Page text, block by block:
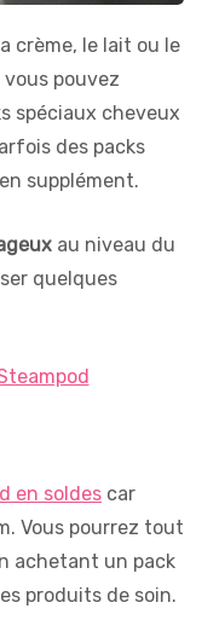
crème, le lait ou le
pouvez
spéciaux cheveux
des packs
supplément.
au niveau du
quelques
en soldes car
Vous pourrez tout
achetant un pack
produits de soin.